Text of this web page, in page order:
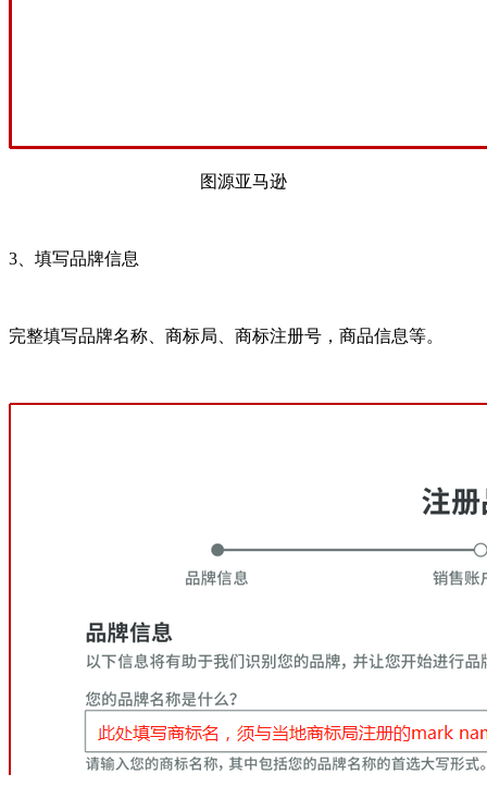
图源亚马逊
3、填写品牌信息
完整填写品牌名称、商标局、商标注册号，商品信息等。